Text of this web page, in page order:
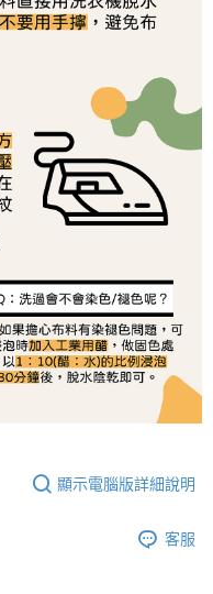
帳號之用戶狀況，依本公司即
之情形，本公司將視審查結果
冊。若發現惡意使用之情形，
用額度並採取法律行動。
顯示電腦版詳細說明
客服